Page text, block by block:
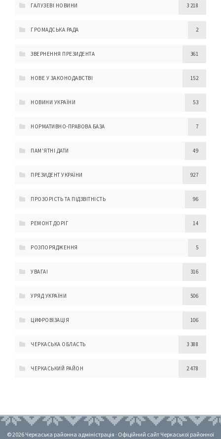
ГАЛУЗЕВІ НОВИНИ 3 218
ГРОМАДСЬКА РАДА 2
ЗВЕРНЕННЯ ПРЕЗИДЕНТА 361
НОВЕ У ЗАКОНОДАВСТВІ 152
НОВИНИ УКРАЇНИ 53
НОРМАТИВНО-ПРАВОВА БАЗА 7
ПАМ'ЯТНІ ДАТИ 49
ПРЕЗИДЕНТ УКРАЇНИ 927
ПРОЗОРІСТЬ ТА ПІДЗВІТНІСТЬ 96
РЕМОНТ ДОРІГ 14
РОЗПОРЯДЖЕННЯ 5
УВАГА! 316
УРЯД УКРАЇНИ 506
ЦИФРОВІЗАЦІЯ 106
ЧЕРКАСЬКА ОБЛАСТЬ 3 388
ЧЕРКАСЬКИЙ РАЙОН 2 478
© 2026 Черкаська районна адміністрація · Офіційний сайт Черкаської районної